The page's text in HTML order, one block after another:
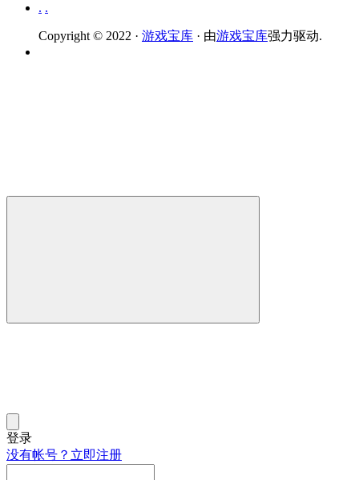
. .
Copyright © 2022 · 游戏宝库 · 由游戏宝库强力驱动.
登录
没有帐号？立即注册